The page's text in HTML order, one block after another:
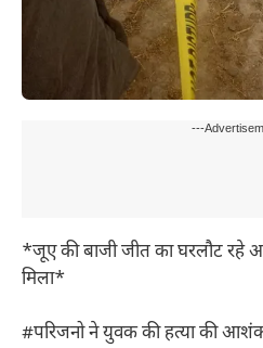
---
*जूए की बाजी जीत का घरलौट रहे
मिला*
#परिजनो ने युवक की हत्या की